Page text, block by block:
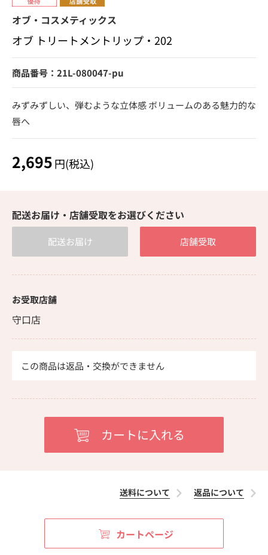
オブ・コスメティックス
オブ トリートメントリップ・202
商品番号：21L-080047-pu
みずみずしい、弾むような立体感 ボリュームのある魅力的な
唇へ
2,695円(税込)
配送お届け・店舗受取をお選びください
配送お届け 店舗受取
お受取店舗
守口店
この商品は返品・交換ができません
送料について 返品について
カートページ